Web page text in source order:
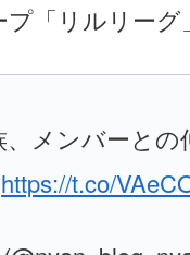
「リルリーグ
メンバーと
https://t.co/